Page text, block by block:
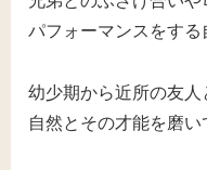
パフォーマンスをする
幼少期から近所の友人
自然とその才能を磨い